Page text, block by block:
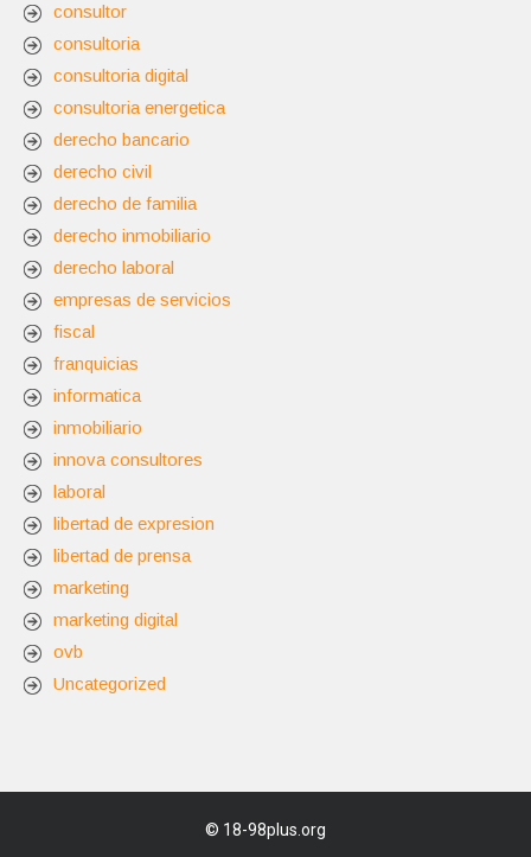
consultor
consultoria
consultoria digital
consultoria energetica
derecho bancario
derecho civil
derecho de familia
derecho inmobiliario
derecho laboral
empresas de servicios
fiscal
franquicias
informatica
inmobiliario
innova consultores
laboral
libertad de expresion
libertad de prensa
marketing
marketing digital
ovb
Uncategorized
© 18-98plus.org